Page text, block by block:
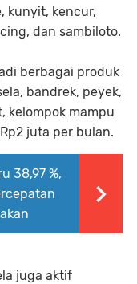
kunyit, kencur,
dan sambiloto.
berbagai produk
bandrek, peyek,
kelompok mampu
juta per bulan.
38,97 %,
juga aktif